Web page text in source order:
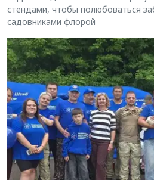
стендами, чтобы полюбоваться
садовниками флорой